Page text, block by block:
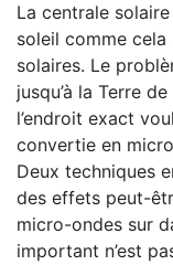
La centrale
soleil comme
solaires. Le
jusqu’à la Terre
l’endroit exact
convertie en
Deux techniques
des effets peut-
micro-ondes sur
important n’est